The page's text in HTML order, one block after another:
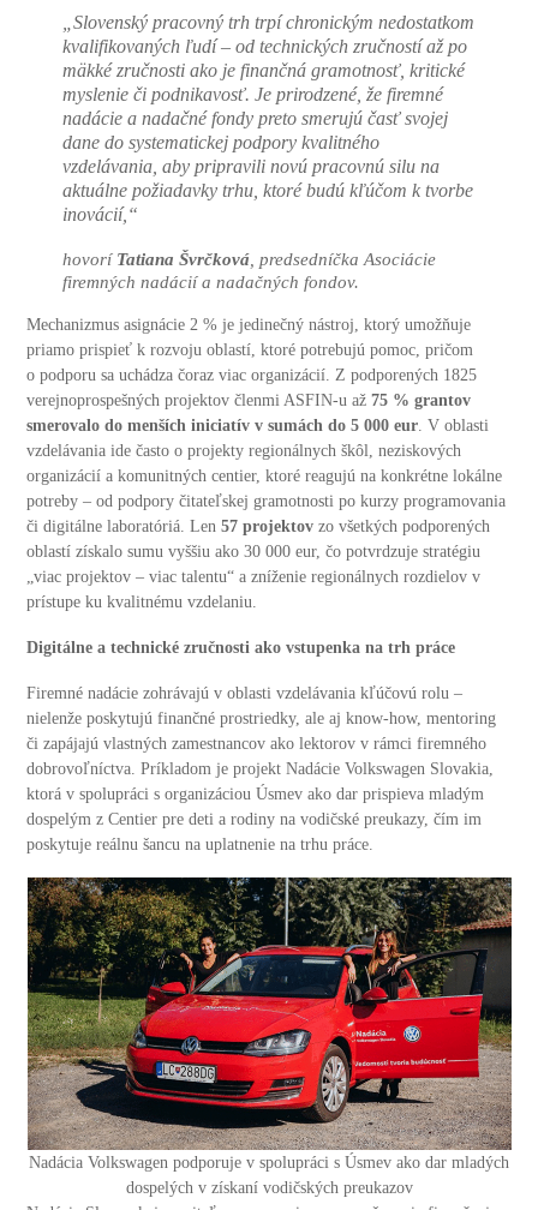
„Slovenský pracovný trh trpí chronickým nedostatkom
kvalifikovaných ľudí – od technických zručností až po
mäkké zručnosti ako je finančná gramotnosť, kritické
myslenie či podnikavosť. Je prirodzené, že firemné
nadácie a nadačné fondy preto smerujú časť svojej
dane do systematickej podpory kvalitného
vzdelávania, aby pripravili novú pracovnú silu na
aktuálne požiadavky trhu, ktoré budú kľúčom k tvorbe
inovácií,“
hovorí Tatiana Švrčková, predsedníčka Asociácie
firemných nadácií a nadačných fondov.
Mechanizmus asignácie 2 % je jedinečný nástroj, ktorý umožňuje
priamo prispieť k rozvoju oblastí, ktoré potrebujú pomoc, pričom
o podporu sa uchádza čoraz viac organizácií. Z podporených 1825
verejnoprospešných projektov členmi ASFIN-u až75 % grantov
smerovalo do menších iniciatív v sumách do 5 000 eur. V oblasti
vzdelávania ide často o projekty regionálnych škôl, neziskových
organizácií a komunitných centier, ktoré reagujú na konkrétne lokálne
potreby – od podpory čitateľskej gramotnosti po kurzy programovania
či digitálne laboratóriá. Len57 projektov zo všetkých podporených
oblastí získalo sumu vyššiu ako 30 000 eur, čo potvrdzuje stratégiu
„viac projektov – viac talentu“ a zníženie regionálnych rozdielov v
prístupe ku kvalitnému vzdelaniu.
Digitálne a technické zručnosti ako vstupenka na trh práce
Firemné nadácie zohrávajú v oblasti vzdelávania kľúčovú rolu –
nielenže poskytujú finančné prostriedky, ale aj know-how, mentoring
či zapájajú vlastných zamestnancov ako lektorov v rámci firemného
dobrovoľníctva. Príkladom je projekt Nadácie Volkswagen Slovakia,
ktorá v spolupráci s organizáciou Úsmev ako dar prispieva mladým
dospelým z Centier pre deti a rodiny na vodičské preukazy, čím im
poskytuje reálnu šancu na uplatnenie na trhu práce.
Nadácia Volkswagen podporuje v spolupráci s Úsmev ako dar mladých
dospelých v získaní vodičských preukazov